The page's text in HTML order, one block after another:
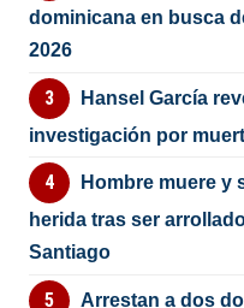
dominicana en busca
2026
Hansel García
investigación por
Hombre muere y
herida tras ser
Santiago
Arrestan a dos